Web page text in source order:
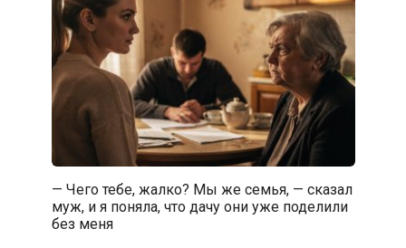
— Чего тебе, жалко? Мы же семья, — сказал
муж, и я поняла, что дачу они уже поделили
без меня